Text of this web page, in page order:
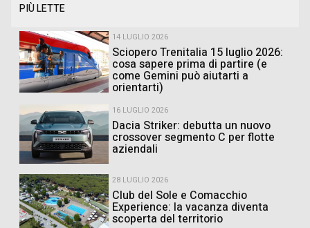
PIÙ LETTE
14 LUGLIO 2026
Sciopero Trenitalia 15 luglio 2026:
cosa sapere prima di partire (e
come Gemini può aiutarti a
orientarti)
16 LUGLIO 2026
Dacia Striker: debutta un nuovo
crossover segmento C per flotte
aziendali
28 LUGLIO 2026
Club del Sole e Comacchio
Experience: la vacanza diventa
scoperta del territorio